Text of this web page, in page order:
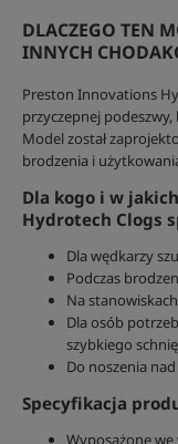
DLACZEGO TEN
INNYCH
Preston Innovations
przyczepnej
Model został
brodzenia i
Dla kogo i w
Hydrotech Clogs
Dla wędkarzy
Podczas
Na
Dla osób
szybkiego
Do noszenia
Specyfikacja